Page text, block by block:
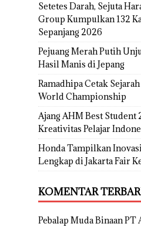
Setetes Darah, Sejuta
Group Kumpulkan 132
Sepanjang 2026
Pejuang Merah Putih
Hasil Manis di Jepang
Ramadhipa Cetak
World Championship
Ajang AHM Best Student
Kreativitas Pelajar
Honda Tampilkan
Lengkap di Jakarta Fair
KOMENTAR
Pebalap Muda Binaan